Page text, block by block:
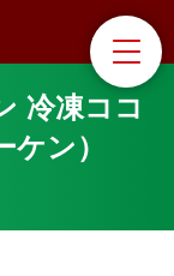
冷凍ココ
ン）